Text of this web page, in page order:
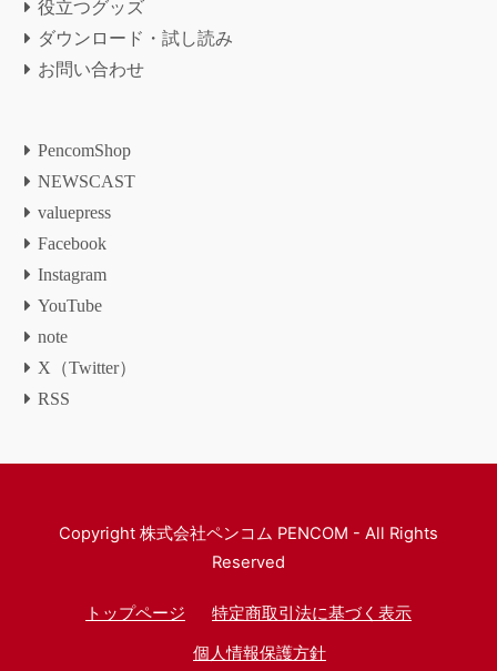
役立つグッズ
ダウンロード・試し読み
お問い合わせ
PencomShop
NEWSCAST
valuepress
Facebook
Instagram
YouTube
note
X（Twitter）
RSS
Copyright 株式会社ペンコム PENCOM - All Rights
Reserved
トップページ
特定商取引法に基づく表示
個人情報保護方針